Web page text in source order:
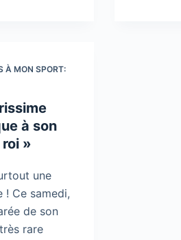
À MON SPORT:
à son
»
une
! Ce samedi,
de son
rare